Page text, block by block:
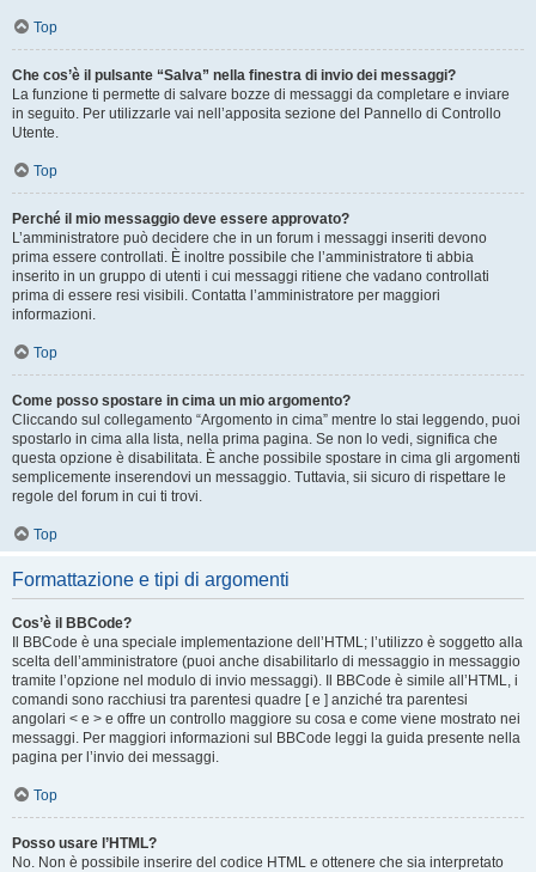
Top
Che cos’è il pulsante “Salva” nella finestra di invio dei messaggi?
La funzione ti permette di salvare bozze di messaggi da completare e inviare
in seguito. Per utilizzarle vai nell’apposita sezione del Pannello di Controllo
Utente.
Top
Perché il mio messaggio deve essere approvato?
L’amministratore può decidere che in un forum i messaggi inseriti devono
prima essere controllati. È inoltre possibile che l’amministratore ti abbia
inserito in un gruppo di utenti i cui messaggi ritiene che vadano controllati
prima di essere resi visibili. Contatta l’amministratore per maggiori
informazioni.
Top
Come posso spostare in cima un mio argomento?
Cliccando sul collegamento “Argomento in cima” mentre lo stai leggendo, puoi
spostarlo in cima alla lista, nella prima pagina. Se non lo vedi, significa che
questa opzione è disabilitata. È anche possibile spostare in cima gli argomenti
semplicemente inserendovi un messaggio. Tuttavia, sii sicuro di rispettare le
regole del forum in cui ti trovi.
Top
Formattazione e tipi di argomenti
Cos’è il BBCode?
Il BBCode è una speciale implementazione dell’HTML; l’utilizzo è soggetto alla
scelta dell’amministratore (puoi anche disabilitarlo di messaggio in messaggio
tramite l’opzione nel modulo di invio messaggi). Il BBCode è simile all’HTML, i
comandi sono racchiusi tra parentesi quadre [ e ] anziché tra parentesi
angolari < e > e offre un controllo maggiore su cosa e come viene mostrato nei
messaggi. Per maggiori informazioni sul BBCode leggi la guida presente nella
pagina per l’invio dei messaggi.
Top
Posso usare l’HTML?
No. Non è possibile inserire del codice HTML e ottenere che sia interpretato